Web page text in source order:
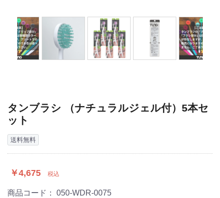
タンブラシ （ナチュラルジェル付）5本セ
ット
送料無料
￥4,675 税込
商品コード： 050-WDR-0075